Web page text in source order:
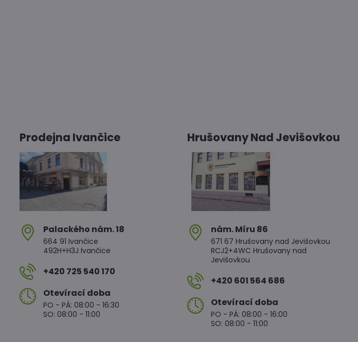
Prodejna Ivančice
Palackého nám​. 18
664 91 Ivančice
492H+H3J Ivančice
+420 725 540 170
Otevírací doba
PO - PÁ: 08:00 - 16:30
SO: 08:00 - 11:00
Hrušovany Nad Jevišovkou
nám​. Míru 86
671 67 Hrušovany nad Jevišovkou
RCJ2+4WC Hrušovany nad
Jevišovkou
+420 601 564 686
Otevírací doba
PO - PÁ: 08:00 - 16:00
SO: 08:00 - 11:00